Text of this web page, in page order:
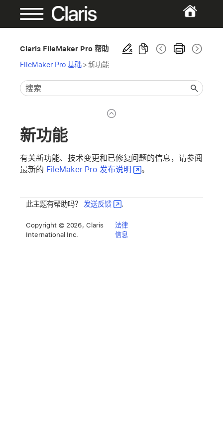
Claris FileMaker Pro 帮助
FileMaker Pro 基础>新功能
新功能
有关新功能、技术变更和已修复问题的信息，请参阅
最新的 FileMaker Pro 发布说明 。
此主题有帮助吗？ 发送反馈 .
Copyright © 2026, Claris
International Inc.
法律
信息